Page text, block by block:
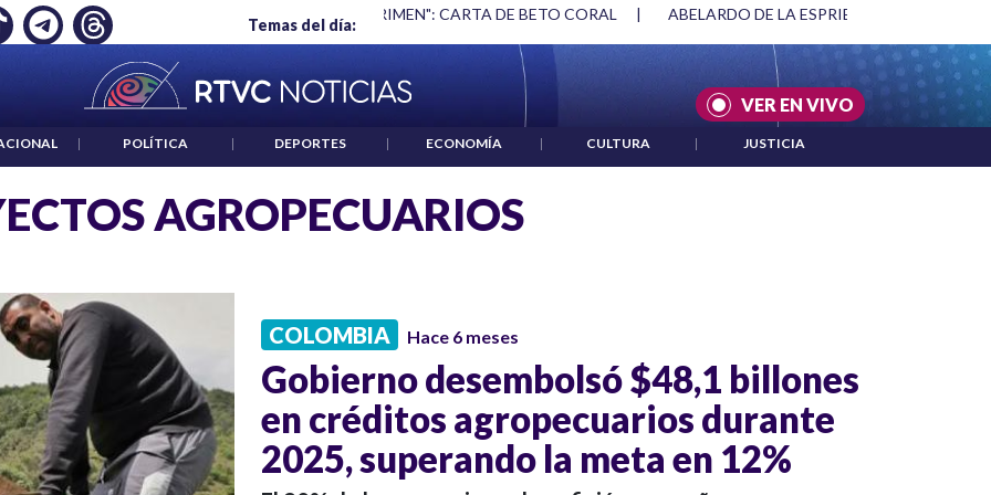
Temas del día:
EMPLEO: JP MORGAN "HABLAR NO ES UN CRIMEN": CARTA DE BETO CORAL | ABELARDO DE LA ESPRIELLA Y DMG
VER EN VIVO
| POLÍTICA | DEPORTES | ECONOMÍA | CULTURA | JUSTICIA
AGROPECUARIOS
COLOMBIA Hace 6 meses
Gobierno desembolsó $48,1 billones
en créditos agropecuarios durante
2025, superando la meta en 12%